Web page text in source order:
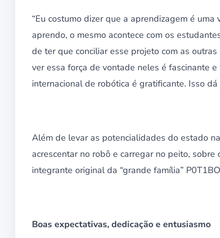
“Eu costumo dizer que a aprendizagem é
aprendo, o mesmo acontece com os
de ter que conciliar esse projeto com as
ver essa força de vontade neles é fascinante
internacional de robótica é gratificante. Isso
Além de levar as potencialidades do estado
acrescentar no robô e carregar no peito,
integrante original da “grande família”
Boas expectativas, dedicação e entusiasmo